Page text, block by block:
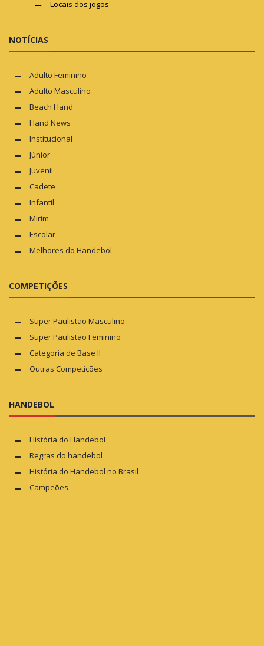
Locais dos jogos
NOTÍCIAS
Adulto Feminino
Adulto Masculino
Beach Hand
Hand News
Institucional
Júnior
Juvenil
Cadete
Infantil
Mirim
Escolar
Melhores do Handebol
COMPETIÇÕES
Super Paulistão Masculino
Super Paulistão Feminino
Categoria de Base II
Outras Competições
HANDEBOL
História do Handebol
Regras do handebol
História do Handebol no Brasil
Campeões